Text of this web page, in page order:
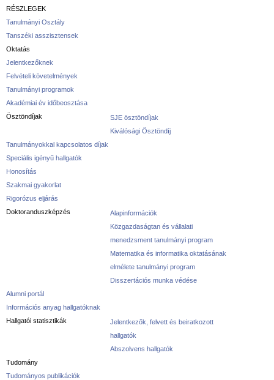
RÉSZLEGEK
Tanulmányi Osztály
Tanszéki asszisztensek
Oktatás
Jelentkezőknek
Felvételi követelmények
Tanulmányi programok
Akadémiai év időbeosztása
Ösztöndíjak
SJE ösztöndíjak
Kiválósági Ösztöndíj
Tanulmányokkal kapcsolatos díjak
Speciális igényű hallgatók
Honosítás
Szakmai gyakorlat
Rigorózus eljárás
Doktoranduszképzés
Alapinformációk
Közgazdaságtan és vállalati
menedzsment tanulmányi program
Matematika és informatika oktatásának
elmélete tanulmányi program
Disszertációs munka védése
Alumni portál
Információs anyag hallgatóknak
Hallgatói statisztikák
Jelentkezők, felvett és beiratkozott
hallgatók
Abszolvens hallgatók
Tudomány
Tudományos publikációk